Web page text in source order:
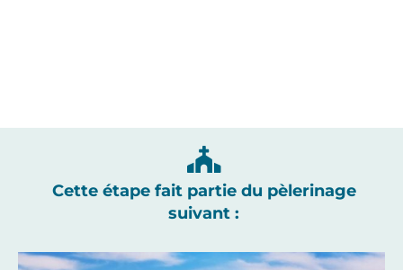
Cette étape fait partie du pèlerinage
suivant :